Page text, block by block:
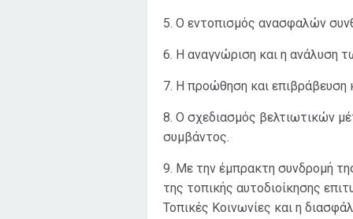
5. Ο εντοπισμός ανασφαλών
6. Η αναγνώριση και η ανάλυση
7. Η προώθηση και
8. Ο σχεδιασμός βελτιωτικών
συμβάντος.
9. Με την έμπρακτη συνδρομή
της τοπικής αυτοδιοίκησης
Τοπικές Κοινωνίες και η